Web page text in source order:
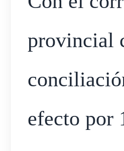
provincial
efecto por